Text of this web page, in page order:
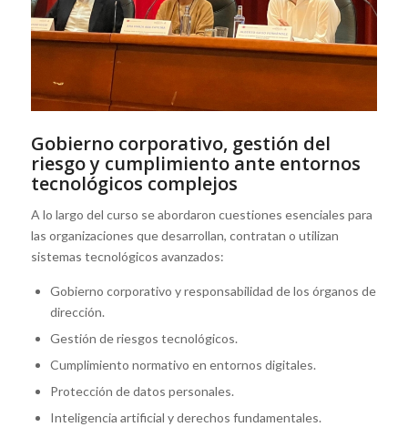
Gobierno corporativo, gestión del
riesgo y cumplimiento ante entornos
tecnológicos complejos
A lo largo del curso se abordaron cuestiones esenciales para
las organizaciones que desarrollan, contratan o utilizan
sistemas tecnológicos avanzados:
Gobierno corporativo y responsabilidad de los órganos de
dirección.
Gestión de riesgos tecnológicos.
Cumplimiento normativo en entornos digitales.
Protección de datos personales.
Inteligencia artificial y derechos fundamentales.